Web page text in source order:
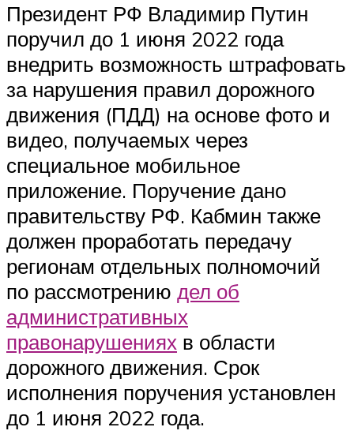
Президент РФ Владимир Путин
поручил до 1 июня 2022 года
внедрить возможность штрафовать
за нарушения правил дорожного
движения (ПДД) на основе фото и
видео, получаемых через
специальное мобильное
приложение. Поручение дано
правительству РФ. Кабмин также
должен проработать передачу
регионам отдельных полномочий
по рассмотрению дел об
административных
правонарушениях в области
дорожного движения. Срок
исполнения поручения установлен
до 1 июня 2022 года.